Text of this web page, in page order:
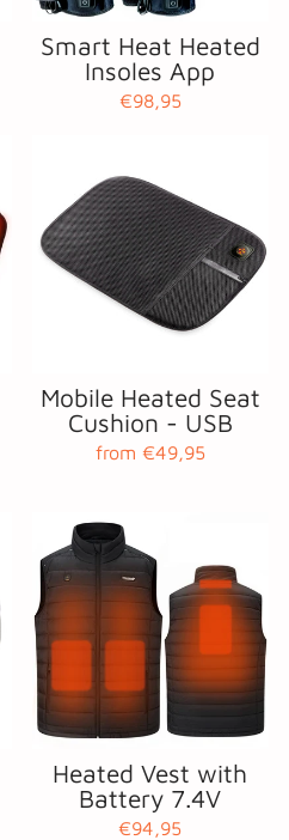
Smart Heat Heated
Insoles App
€98,95
Mobile Heated Seat
Cushion - USB
from €49,95
Heated Vest with
Battery 7.4V
€94,95